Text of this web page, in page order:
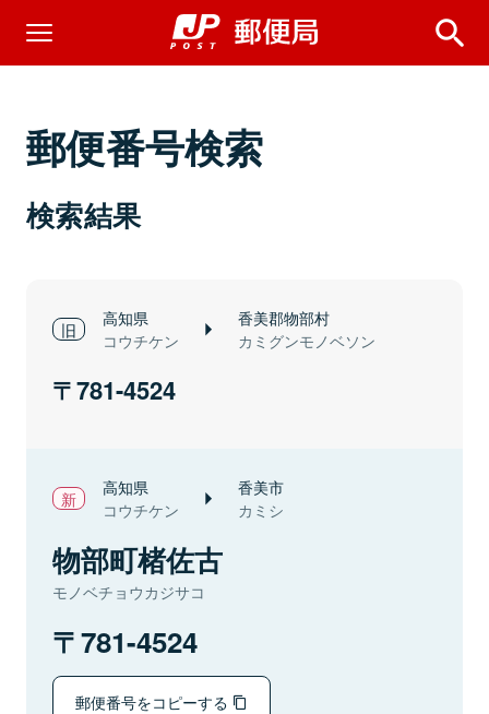
郵便番号検索
検索結果
高知県
コウチケン
香美郡物部村
カミグンモノベソン
781-4524
高知県
コウチケン
香美市
カミシ
物部町楮佐古
モノベチョウカジサコ
781-4524
郵便番号をコピーする